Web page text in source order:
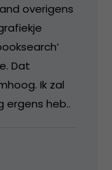
overigens
Dat
Ik zal
ergens heb..